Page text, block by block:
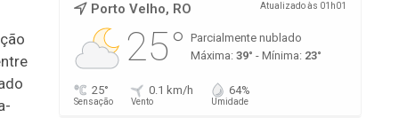
Porto Velho, RO Atualizado às 01h01
25°
Parcialmente nublado
Máxima:39° - Mínima: 23°
25°
Sensação
0.1 km/h
Vento
64%
Umidade